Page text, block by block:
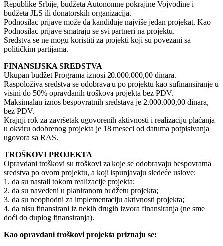
Republike Srbije, budžeta Autonomne pokrajine Vojvodine i
budžeta JLS ili donatorskih organizacija.
Podnosilac prijave može da kandiduje najviše jedan projekat. Kao
Podnosilac prijave smatraju se svi partneri na projektu.
Sredstva se ne mogu koristiti za projekti koji su povezani sa
političkim partijama.
FINANSIJSKA SREDSTVA
Ukupan budžet Programa iznosi 20.000.000,00 dinara.
Raspoloživa sredstva se odobravaju po projektu kao sufinansiranje u
visini do 50% opravdanih troškova projekta bez PDV.
Maksimalan iznos bespovratnih sredstava je 2.000.000,00 dinara,
bez PDV.
Krajnji rok za završetak ugovorenih aktivnosti i realizaciju plaćanja
u okviru odobrenog projekta je 18 meseci od datuma potpisivanja
ugovora sa RAS.
TROŠKOVI PROJEKTA
Opravdani troškovi su troškovi za koje se odobravaju bespovratna
sredstva po ovom projektu, a koji ispunjavaju sledeće uslove:
1. da su nastali tokom realizacije projekta;
2. da su navedeni u planiranom budžetu projekta;
3. da su neophodni za implementaciju aktivnosti projekta;
4. da nisu finansirani iz nekih drugih izvora finansiranja (ne sme
doći do duplog finansiranja).
Kao opravdani troškovi projekta priznaju se: